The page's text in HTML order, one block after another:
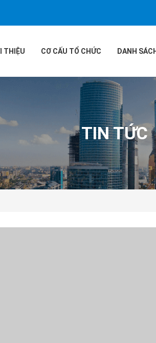
THIỆU CƠ CẤU TỔ CHỨC DANH
TIN TỨC